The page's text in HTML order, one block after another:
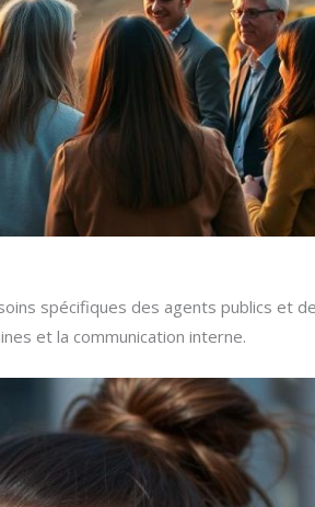
spécifiques des agents publics et
et la communication interne.